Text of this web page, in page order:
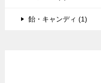
飴・キャンディ (1)